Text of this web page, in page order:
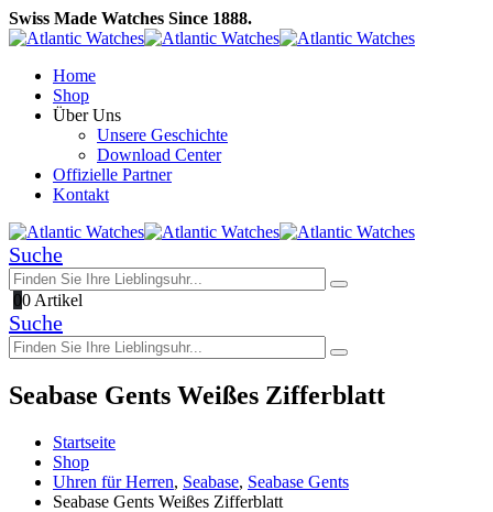
Swiss Made Watches Since 1888.
Home
Shop
Über Uns
Unsere Geschichte
Download Center
Offizielle Partner
Kontakt
Suche
00 Artikel
Suche
Seabase Gents Weißes Zifferblatt
Startseite
Shop
Uhren für Herren, Seabase, Seabase Gents
Seabase Gents Weißes Zifferblatt